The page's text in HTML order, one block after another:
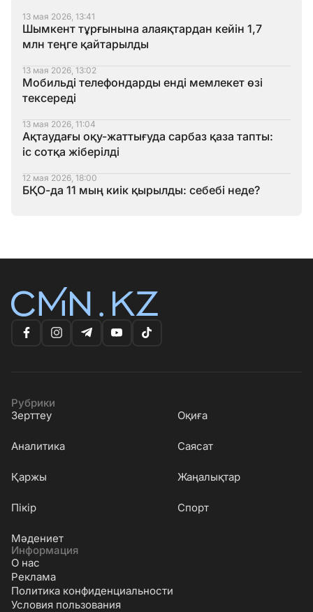
13 мая 2026, 13:41
Шымкент тұрғынына алаяқтардан кейін 1,7
млн теңге қайтарылды
13 мая 2026, 13:02
Мобильді телефондарды енді мемлекет өзі
тексереді
13 мая 2026, 11:04
Ақтаудағы оқу-жаттығуда сарбаз қаза тапты:
іс сотқа жіберілді
12 мая 2026, 18:00
БҚО-да 11 мың киік қырылды: себебі неде?
Рубрики
Зерттеу
Оқиға
Аналитика Саясат
Қаржы Жаңалықтар
Пікір Спорт
Мәдениет
Информация
О нас
Реклама
Политика конфиденциальности
Условия пользования